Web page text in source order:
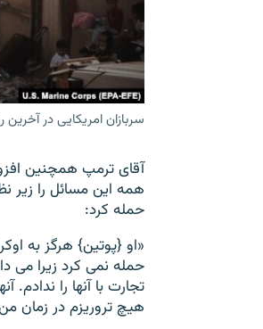
سربازان امریکایی در
آقای ترمپ همچنین
همه این مسائل را زیر
حمله کرد:
«او {پوتین} هرگز به
حمله نمی کرد زیرا می
تجارت با آنها را
هیچ تروریزم در زمان